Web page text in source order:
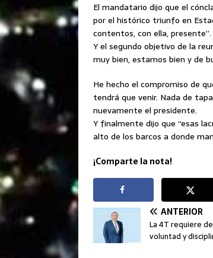
El mandatario dijo que el
por el histórico triunfo en
contentos, con ella, presente”.
Y el segundo objetivo de la
muy bien, estamos bien y de
He hecho el compromiso de
tendrá que venir. Nada de
nuevamente el presidente.
Y finalmente dijo que “esas
alto de los barcos a donde
¡Comparte la nota!
ANTERIOR
La 4T requiere
voluntad y